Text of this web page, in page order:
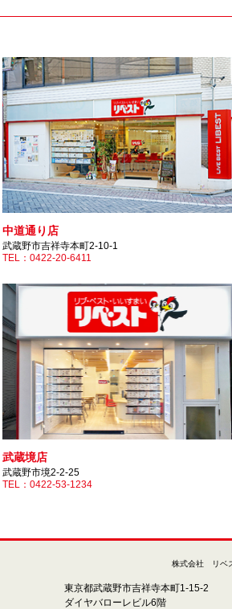
中道通り店
武蔵野市吉祥寺本町2-10-1
TEL：0422-20-6411
武蔵境店
武蔵野市境2-2-25
TEL：0422-53-1234
株式会社 リベ
東京都武蔵野市吉祥寺本町1-15-2
ダイヤバローレビル6階